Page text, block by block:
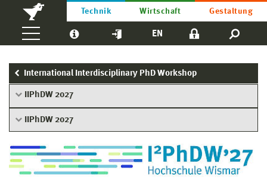
Technik Wirtschaft Gestaltung
EN
International Interdisciplinary PhD Workshop
IIPhDW 2027
IIPhDW 2027